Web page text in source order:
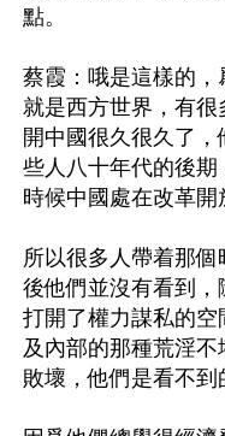
點。
蔡霞：哦是這樣的
就是西方世界，有
開中國很久很久了
些人八十年代的後
時候中國處在改革開
所以很多人帶着那
後他們並沒有看到
打開了權力謀私的
及內部的那種荒淫
敗壞，他們是看不到